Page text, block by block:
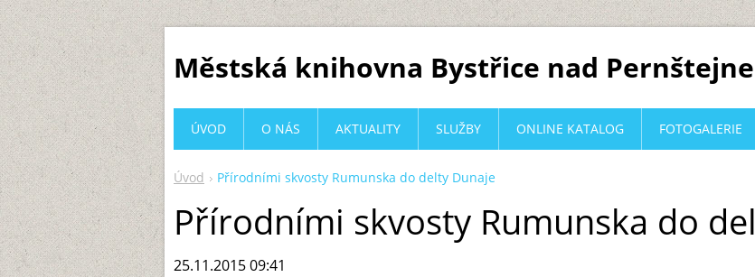
Městská knihovna Bystřice nad
Úvod Přírodními skvosty Rumunska do delty Dunaje
Přírodními skvosty Rumunska do
25.11.2015 09:41
ÚVOD O NÁS AKTUALITY SLUŽBY ONLINE KATALOG FOTOGALERIE